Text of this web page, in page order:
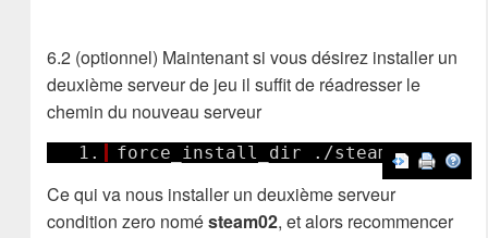
6.2 (optionnel) Maintenant si vous désirez installer un
deuxième serveur de jeu il suffit de réadresser le
chemin du nouveau serveur
1. force_install_dir ./steam 02 /
Ce qui va nous installer un deuxième serveur
condition zero nomésteam02, et alors recommencer